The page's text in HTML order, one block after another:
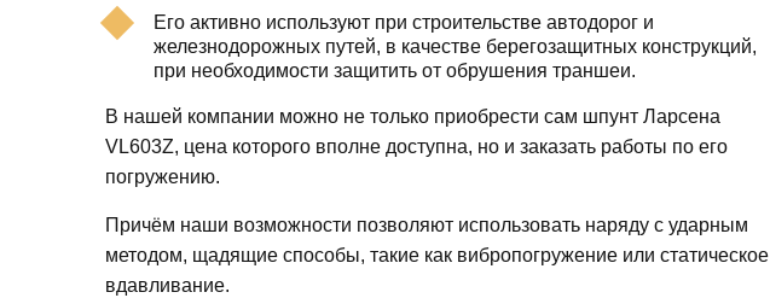
Его активно используют при строительстве автодорог и
железнодорожных путей, в качестве берегозащитных конструкций,
при необходимости защитить от обрушения траншеи.
В нашей компании можно не только приобрести сам шпунт Ларсена
VL603Z, цена которого вполне доступна, но и заказать работы по его
погружению.
Причём наши возможности позволяют использовать наряду с ударным
методом, щадящие способы, такие как вибропогружение или статическое
вдавливание.